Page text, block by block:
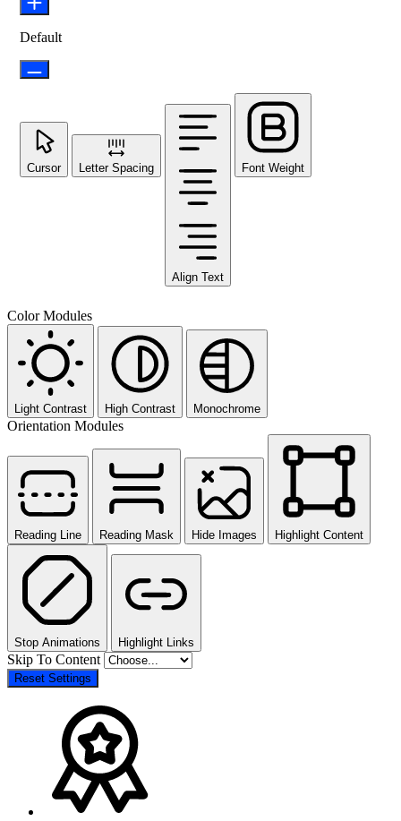
Default
Cursor Letter Spacing
Align Text
Font Weight
Color Modules
Light Contrast High Contrast Monochrome
Orientation Modules
Reading Line Reading Mask Hide Images Highlight Content
Stop Animations Highlight Links
Skip To Content
Reset Settings